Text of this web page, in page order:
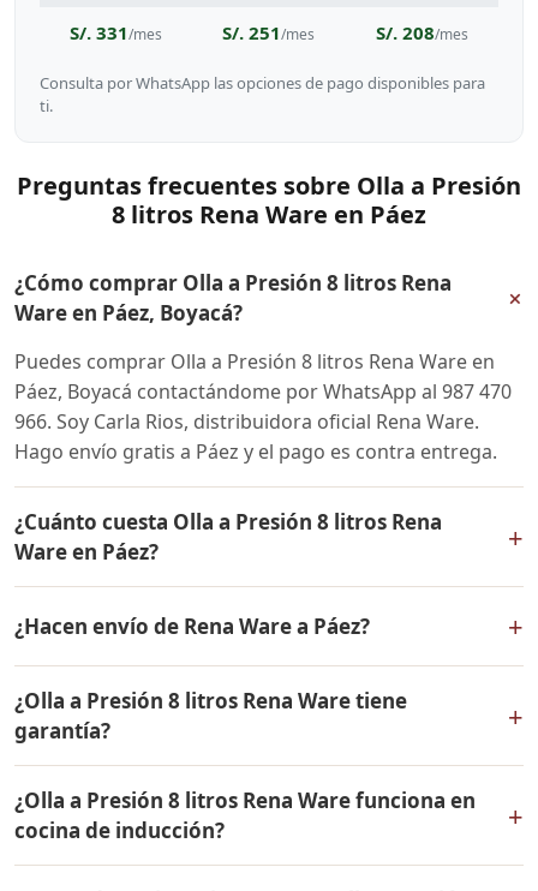
S/. 331/mes S/. 251/mes S/. 208/mes
Consulta por WhatsApp las opciones de pago disponibles para
ti.
Preguntas frecuentes sobre Olla a Presión
8 litros Rena Ware en Páez
¿Cómo comprar Olla a Presión 8 litros Rena
Ware en Páez, Boyacá?
+
Puedes comprar Olla a Presión 8 litros Rena Ware en
Páez, Boyacá contactándome por WhatsApp al 987 470
966. Soy Carla Rios, distribuidora oficial Rena Ware.
Hago envío gratis a Páez y el pago es contra entrega.
¿Cuánto cuesta Olla a Presión 8 litros Rena
Ware en Páez?
+
mismo en todo Colombia. Contáctame por WhatsApp
para conocer el precio actual, promociones disponibles
y facilidades de pago en cuotas desde el 10% de inicial.
¿Hacen envío de Rena Ware a Páez? +
Ware a Páez, Boyacá y a todo Colombia. El pago es
contra entrega.
¿Olla a Presión 8 litros Rena Ware tiene
garantía?
+
por vida contra defectos de fabricación. Todos los
productos Rena Ware están fabricados en acero
inoxidable quirúrgico 18/10 de la más alta calidad.
¿Olla a Presión 8 litros Rena Ware funciona en
cocina de inducción?
+